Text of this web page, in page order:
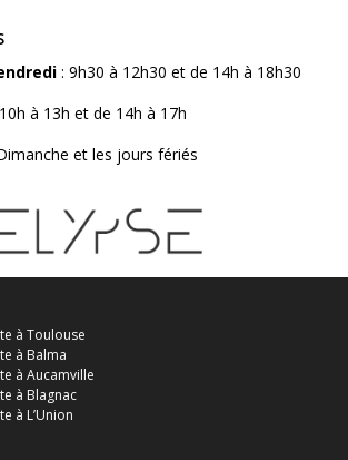
: 9h30 à 12h30 et de 14h à 18h30
à 13h et de 14h à 17h
et les jours fériés
à Toulouse
à Balma
à Aucamville
à Blagnac
à L’Union